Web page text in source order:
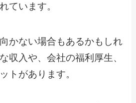
ています。
かない場合もあるかもしれ
収入や、会社の福利厚生、
トがあります。